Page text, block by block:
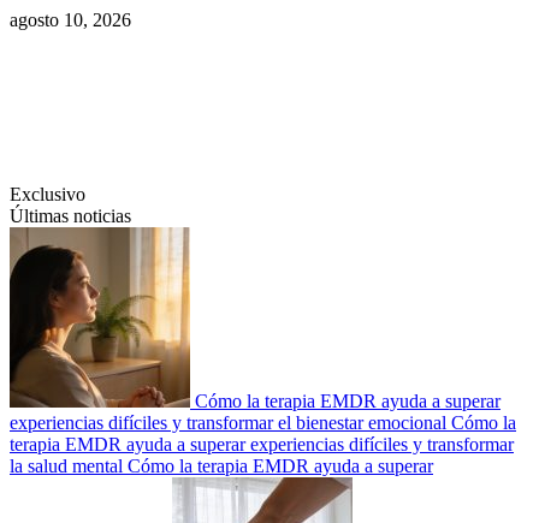
Saltar
agosto 10, 2026
Exclusivo
Últimas noticias
Cómo la terapia EMDR ayuda a superar
experiencias difíciles y transformar el bienestar emocional Cómo la
terapia EMDR ayuda a superar experiencias difíciles y transformar
la salud mental Cómo la terapia EMDR ayuda a superar